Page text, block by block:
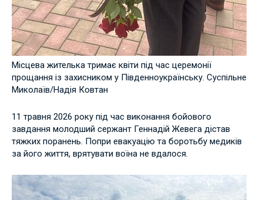
Місцева жителька тримає квіти під час церемонії
прощання із захисником у Південноукраїнську. Суспільне
Миколаїв/Надія Ковтан
11 травня 2026 року під час виконання бойового
завдання молодший сержант Геннадій Жевега дістав
тяжких поранень. Попри евакуацію та боротьбу медиків
за його життя, врятувати воїна не вдалося.